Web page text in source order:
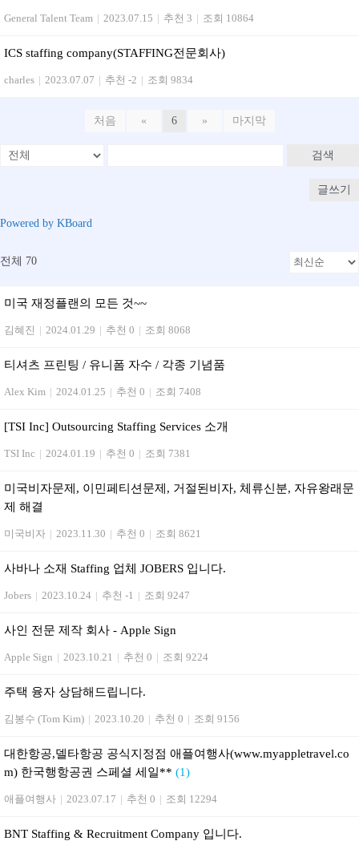
General Talent Team | 2023.07.15 | 추천 3 | 조회 10864
ICS staffing company(STAFFING전문회사)
charles | 2023.07.07 | 추천 -2 | 조회 9834
처음 « 6 » 마지막
검색
글쓰기
Powered by KBoard
전체 70
미국 재정플랜의 모든 것~~
김혜진 | 2024.01.29 | 추천 0 | 조회 8068
티셔츠 프린팅 / 유니폼 자수 / 각종 기념품
Alex Kim | 2024.01.25 | 추천 0 | 조회 7408
[TSI Inc] Outsourcing Staffing Services 소개
TSI Inc | 2024.01.19 | 추천 0 | 조회 7381
미국비자문제, 이민페티션문제, 거절된비자, 체류신분, 자유왕래문
제 해결
미국비자 | 2023.11.30 | 추천 0 | 조회 8621
사바나 소재 Staffing 업체 JOBERS 입니다.
Jobers | 2023.10.24 | 추천 -1 | 조회 9247
사인 전문 제작 회사 - Apple Sign
Apple Sign | 2023.10.21 | 추천 0 | 조회 9224
주택 융자 상담해드립니다.
김봉수 (Tom Kim) | 2023.10.20 | 추천 0 | 조회 9156
대한항공,델타항공 공식지정점 애플여행사(www.myappletravel.co
m) 한국행항공권 스페셜 세일** (1)
애플여행사 | 2023.07.17 | 추천 0 | 조회 12294
BNT Staffing & Recruitment Company 입니다.